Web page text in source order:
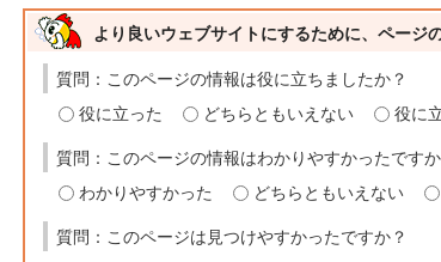
より良いウェブサイトにするために、ページ
質問：このページの情報は役に立ちましたか？
役に立った
どちらともいえない 役に
質問：このページの情報はわかりやすかったですか
わかりやすかった
どちらともいえない
質問：このページは見つけやすかったですか？